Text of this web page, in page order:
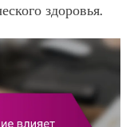
здоровья.